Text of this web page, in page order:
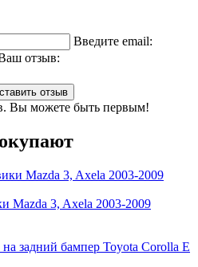
Введите email:
отзыв:
отзыв
Вы можете быть первым!
Mazda 3, Axela 2003-2009